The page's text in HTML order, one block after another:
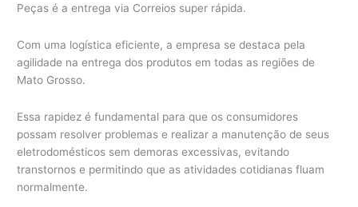
Peças é a entrega via Correios super rápida.
Com uma logística eficiente, a empresa se destaca pela
agilidade na entrega dos produtos em todas as regiões de
Mato Grosso.
Essa rapidez é fundamental para que os consumidores
possam resolver problemas e realizar a manutenção de seus
eletrodomésticos sem demoras excessivas, evitando
transtornos e permitindo que as atividades cotidianas fluam
normalmente.